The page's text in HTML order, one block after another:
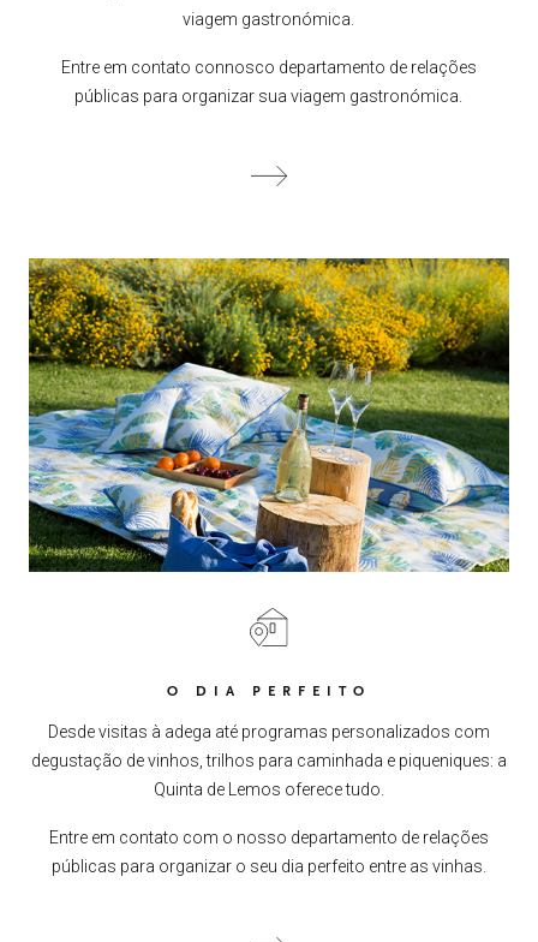
viagem gastronómica.
Entre em contato connosco departamento de relações
públicas para organizar sua viagem gastronómica.
O DIA PERFEITO
Desde visitas à adega até programas personalizados com
degustação de vinhos, trilhos para caminhada e piqueniques: a
Quinta de Lemos oferece tudo.
Entre em contato com o nosso departamento de relações
públicas para organizar o seu dia perfeito entre as vinhas.